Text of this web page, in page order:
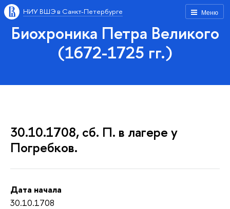
Меню
НИУ ВШЭ в Санкт-Петербурге
Биохроника Петра Великого
(1672-1725 гг.)
30.10.1708, сб. П. в лагере у
Погребков.
Дата начала
30.10.1708